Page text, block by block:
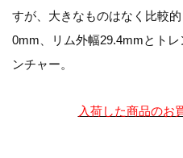
すが、大きなものはなく比較
0mm、リム外幅29.4mmとト
ンチャー。
入荷した商品のお